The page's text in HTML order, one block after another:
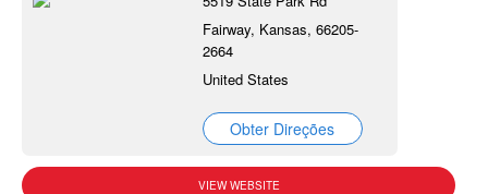
Fairway, Kansas, 66205-
2664
United States
Obter Direções
VIEW WEBSITE